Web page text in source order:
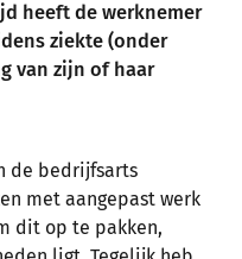
heeft de werknemer
ziekte (onder
van zijn of haar
de bedrijfsarts
met aangepast werk
dit op te pakken,